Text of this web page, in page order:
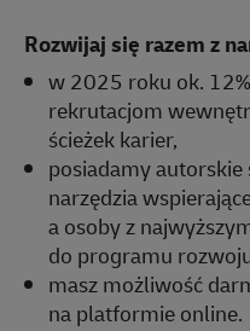
Rozwijaj się razem z
w 2025 roku ok.
rekrutacjom
ścieżek karier,
posiadamy
narzędzia
a osoby z
do programu
masz możliwość
na platformie online.